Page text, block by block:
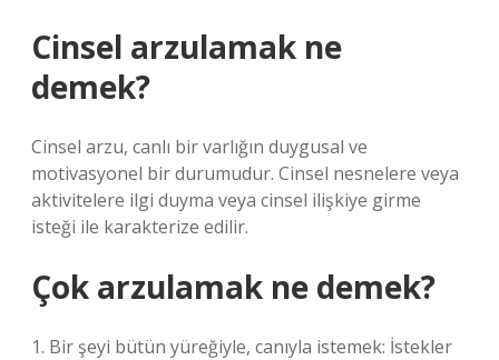
Cinsel arzulamak ne
demek?
Cinsel arzu, canlı bir varlığın duygusal ve
motivasyonel bir durumudur. Cinsel nesnelere veya
aktivitelere ilgi duyma veya cinsel ilişkiye girme
isteği ile karakterize edilir.
Çok arzulamak ne demek?
1. Bir şeyi bütün yüreğiyle, canıyla istemek: İstekler